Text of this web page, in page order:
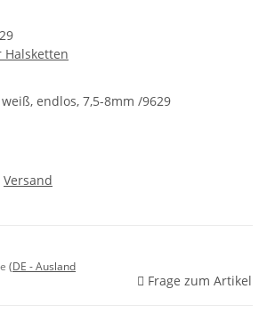
Halsketten
endlos, 7,5-8mm /9629
Versand
(DE - Ausland
Frage zum Artikel